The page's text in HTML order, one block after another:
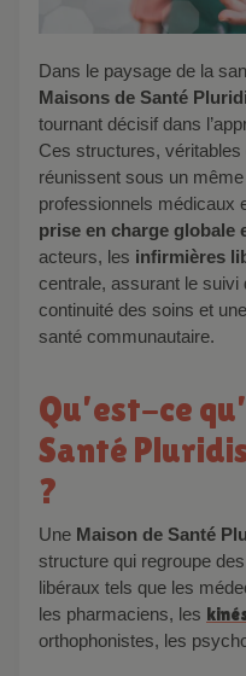
Dans le paysage de la
Maisons de Santé
tournant décisif dans
Ces structures, véritables
réunissent sous un
professionnels médicaux
prise en charge globale
acteurs, les infirmières
centrale, assurant le suivi
continuité des soins et
santé communautaire.
Qu’est-ce qu’une Maison de
Santé
?
Une Maison de Santé
structure qui regroupe
libéraux tels que les
les pharmaciens, les
orthophonistes, les